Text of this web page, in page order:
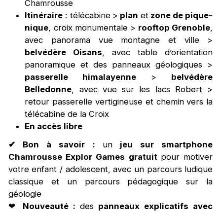
Chamrousse
Itinéraire : télécabine > plan et zone de pique-
nique , croix monumentale > rooftop Grenoble
avec panorama vue montagne et ville >
belvédère Oisans , avec table d’orientation
panoramique et des panneaux géologiques >
passerelle himalayenne > belvédère
Belledonne , avec vue sur les lacs Robert >
retour passerelle vertigineuse et chemin vers la
télécabine de la Croix
En accès libre
✔ Bon à savoir
: un jeu sur smartphone
Chamrousse Explor Games gratuit pour motiver
votre enfant / adolescent, avec un parcours ludique
classique et un parcours pédagogique sur la
géologie
❤ Nouveauté :des panneaux explicatifs avec